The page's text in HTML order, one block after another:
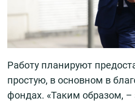
Работу планируют
простую, в основном в
фондах. «Таким образом, –